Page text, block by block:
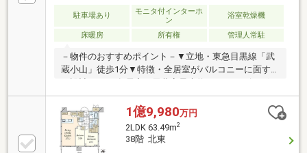
駐車場あり
モニタ付インターホ
ン
浴室乾燥機
床暖房 所有権 管理人常駐
－物件のおすすめポイント－▼立地・東急目黒線「武
蔵小山」徒歩1分▼特徴・全居室がバルコニーに面す
る設計・LD・各居室は天井高最大約2.6m・リビングま
で見渡せる対面式キッチン・WIC・パントリー等、全
居室収納付・ペット2匹飼育可(規約有)▼2026年２月室
内リフォーム内容【交換】洗濯パン、ガスコンロ、洗
面鏡、食洗機【その他】クロス全室貼替、間接照明・
一部エコカラット設置 他※管理／夜間警備員駐在※専有
1億9,980万円
2LDK 63.49m2
38階 北東